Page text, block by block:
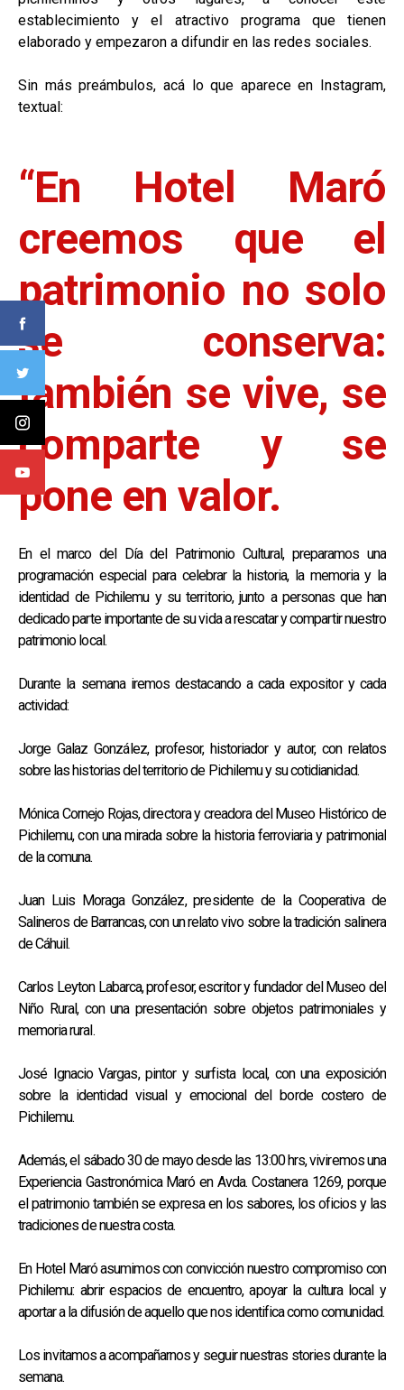
establecimiento y el atractivo programa que tienen
elaborado y empezaron a difundir en las redes sociales.
Sin más preámbulos, acá lo que aparece en Instagram,
textual:
“En Hotel Maró
creemos que el
patrimonio no solo
se conserva:
también se vive, se
comparte y se
pone en valor.
En el marco del Día del Patrimonio Cultural, preparamos una
programación especial para celebrar la historia, la memoria y la
identidad de Pichilemu y su territorio, junto a personas que han
dedicado parte importante de su vida a rescatar y compartir nuestro
patrimonio local.
Durante la semana iremos destacando a cada expositor y cada
actividad:
Jorge Galaz González, profesor, historiador y autor, con relatos
sobre las historias del territorio de Pichilemu y su cotidianidad.
Mónica Cornejo Rojas, directora y creadora del Museo Histórico de
Pichilemu, con una mirada sobre la historia ferroviaria y patrimonial
de la comuna.
Juan Luis Moraga González, presidente de la Cooperativa de
Salineros de Barrancas, con un relato vivo sobre la tradición salinera
de Cáhuil.
Carlos Leyton Labarca, profesor, escritor y fundador del Museo del
Niño Rural, con una presentación sobre objetos patrimoniales y
memoria rural.
José Ignacio Vargas, pintor y surfista local, con una exposición
sobre la identidad visual y emocional del borde costero de
Pichilemu.
Además, el sábado 30 de mayo desde las 13:00 hrs, viviremos una
Experiencia Gastronómica Maró en Avda. Costanera 1269, porque
el patrimonio también se expresa en los sabores, los oficios y las
tradiciones de nuestra costa.
En Hotel Maró asumimos con convicción nuestro compromiso con
Pichilemu: abrir espacios de encuentro, apoyar la cultura local y
aportar a la difusión de aquello que nos identifica como comunidad.
Los invitamos a acompañarnos y seguir nuestras stories durante la
semana.